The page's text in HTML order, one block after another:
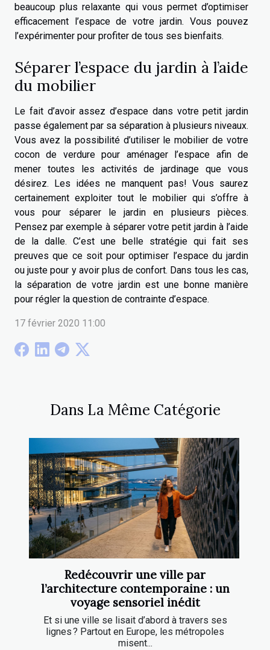
beaucoup plus relaxante qui vous permet d’optimiser
efficacement l’espace de votre jardin. Vous pouvez
l’expérimenter pour profiter de tous ses bienfaits.
Séparer l’espace du jardin à l’aide
du mobilier
Le fait d’avoir assez d’espace dans votre petit jardin
passe également par sa séparation à plusieurs niveaux.
Vous avez la possibilité d’utiliser le mobilier de votre
cocon de verdure pour aménager l’espace afin de
mener toutes les activités de jardinage que vous
désirez. Les idées ne manquent pas! Vous saurez
certainement exploiter tout le mobilier qui s’offre à
vous pour séparer le jardin en plusieurs pièces.
Pensez par exemple à séparer votre petit jardin à l’aide
de la dalle. C’est une belle stratégie qui fait ses
preuves que ce soit pour optimiser l’espace du jardin
ou juste pour y avoir plus de confort. Dans tous les cas,
la séparation de votre jardin est une bonne manière
pour régler la question de contrainte d’espace.
17 février 2020 11:00
Dans La Même Catégorie
Redécouvrir une ville par
l’architecture contemporaine : un
voyage sensoriel inédit
Et si une ville se lisait d’abord à travers ses
lignes ? Partout en Europe, les métropoles
misent...